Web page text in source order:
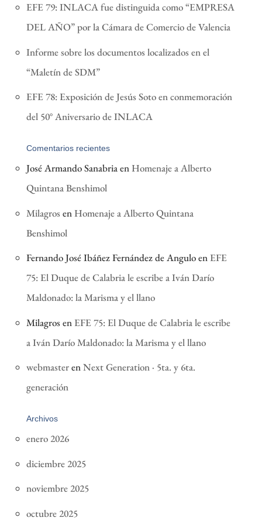
EFE 79: INLACA fue distinguida como “EMPRESA
DEL AÑO” por la Cámara de Comercio de Valencia
Informe sobre los documentos localizados en el
“Maletín de SDM”
EFE 78: Exposición de Jesús Soto en conmemoración
del 50° Aniversario de INLACA
Comentarios recientes
José Armando SanabriaenHomenaje a Alberto
Quintana Benshimol
Milagros enHomenaje a Alberto Quintana
Benshimol
Fernando José Ibáñez Fernández de Anguloen EFE
75: El Duque de Calabria le escribe a Iván Darío
Maldonado: la Marisma y el llano
Milagrosen EFE 75: El Duque de Calabria le escribe
a Iván Darío Maldonado: la Marisma y el llano
webmasterenNext Generation · 5ta. y 6ta.
generación
Archivos
enero 2026
diciembre 2025
noviembre 2025
octubre 2025